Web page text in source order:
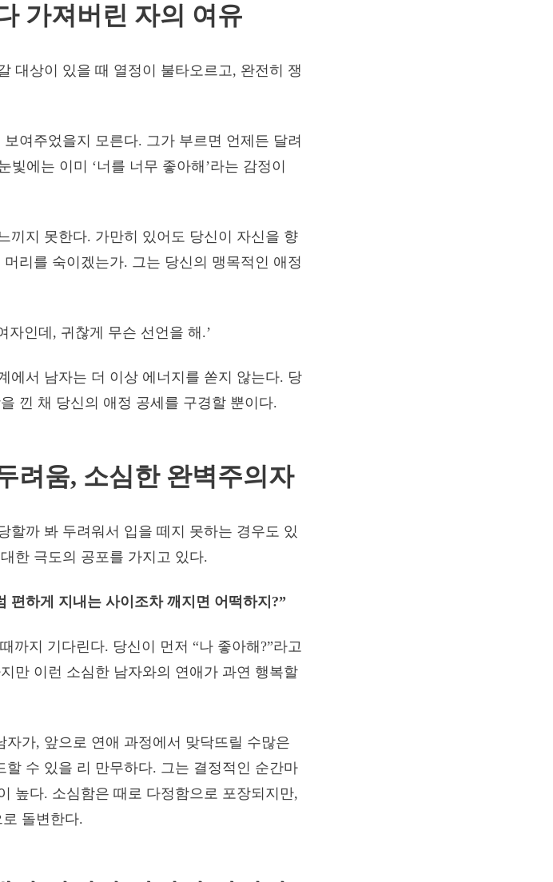
가져버린 자의 여유
대상이 있을 때 열정이 불타오르고, 완전히 쟁
여주었을지 모른다. 그가 부르면 언제든 달려
에는 이미 ‘너를 너무 좋아해’라는 감정이
끼지 못한다. 가만히 있어도 당신이 자신을 향
리를 숙이겠는가. 그는 당신의 맹목적인 애정
자인데, 귀찮게 무슨 선언을 해.’
에서 남자는 더 이상 에너지를 쏟지 않는다. 당
낀 채 당신의 애정 공세를 구경할 뿐이다.
려움, 소심한 완벽주의자
할까 봐 두려워서 입을 떼지 못하는 경우도 있
한 극도의 공포를 가지고 있다.
편하게 지내는 사이조차 깨지면 어떡하지?”
까지 기다린다. 당신이 먼저 “나 좋아해?”라고
만 이런 소심한 남자와의 연애가 과연 행복할
가, 앞으로 연애 과정에서 맞닥뜨릴 수많은
수 있을 리 만무하다. 그는 결정적인 순간마
높다. 소심함은 때로 다정함으로 포장되지만,
돌변한다.